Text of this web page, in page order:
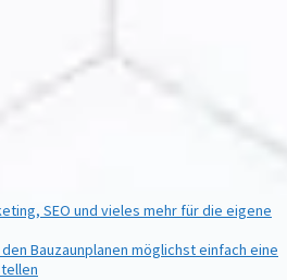
SEO und vieles mehr für die eigene
Bauzaunplanen möglichst einfach eine